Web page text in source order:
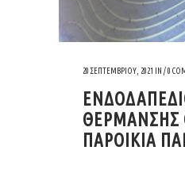
20 ΣΕΠΤΕΜΒΡΊΟΥ, 2021 IN /0
ΘΕΡΜΑΝΣΗΣ
ΠΑΡΟΙΚΙΑ